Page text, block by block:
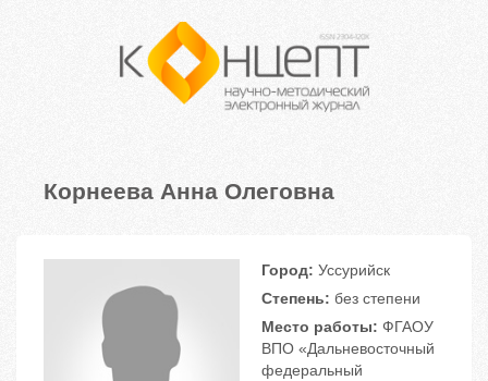
Корнеева Анна Олеговна
Город: Уссурийск
Степень: без степени
Место работы: ФГАОУ
ВПО «Дальневосточный
федеральный